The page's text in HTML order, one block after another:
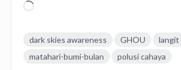
Memuat...
dark skies awareness GHOU
langit
matahari-bumi-bulan
polusi cahaya